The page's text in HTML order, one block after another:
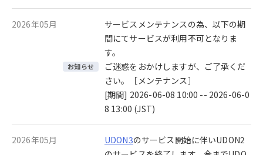
2026年05月
お知らせ
サービスメンテナンスの為、以下の期
間にてサービスが利用不可となりま
す。
ご迷惑をおかけしますが、ご了承くだ
さい。［メンテナンス］
[期間] 2026-06-08 10:00 -- 2026-06-0
8 13:00 (JST)
2026年05月 UDON3のサービス開始に伴いUDON2